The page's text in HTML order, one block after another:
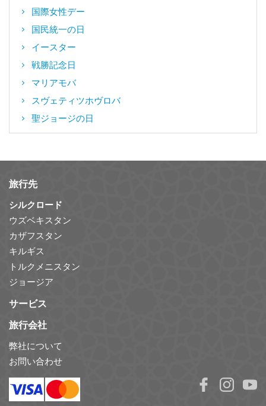
国際女性デー
国民統一の日
イースター
戦勝記念日
マリアモバ
スヴェティツホヴロバ
聖ジョージの日
旅行先
シルクロード
ウズベキスタン
カザフスタン
キルギス
トルクメニスタン
ジョージア
サービス
旅行会社
弊社について
お問い合わせ